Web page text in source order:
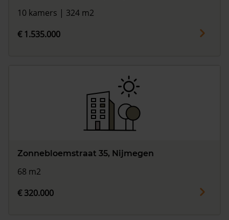
10 kamers | 324 m2
€ 1.535.000
Zonnebloemstraat 35, Nijmegen
68 m2
€ 320.000